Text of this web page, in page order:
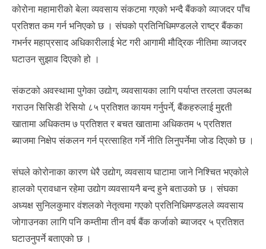
कोरोना महामारीको बेला व्यवसाय संकटमा गएको भन्दै बैंकको व्याजदर पाँच
प्रतिशत कम गर्न भनिएको छ । संघको प्रतिनिधिमण्डलले राष्ट्र बैंकका
गभर्नर महाप्रसाद अधिकारीलाई भेट गरी आगामी मौद्रिक नीतिमा व्याजदर
घटाउन सुझाव दिएको हो ।
संकटको अवस्थामा पुगेका उद्योग, व्यवसायका लागि पर्याप्त तरलता उपलब्ध
गराउन सिसिडी रेसियो ८५ प्रतिशत कायम गर्नुपर्ने, बैंकहरुलाई मुद्दती
खातामा अधिकतम ७ प्रतिशत र बचत खातामा अधिकतम ५ प्रतिशत
ब्याजमा निक्षेप संकलन गर्न प्रत्साहित गर्ने नीति लिनुपर्नेमा जोड दिएको छ ।
संघले कोरोनाका कारण धेरै उद्योग, व्यवसाय घाटामा जाने निश्चित भएकोले
हालको प्रावधान रहेमा उद्योग व्यवसायनै बन्द हुने बताउको छ । संघका
अध्यक्ष सुनिलकुमार वंशलको नेतृत्वमा गएको प्रतिनिधिमण्डलले व्यवसाय
जोगाउनका लागि पनि कम्तीमा तीन वर्ष बैंक कर्जाको ब्याजदर ५ प्रतिशत
घटाउनुपर्ने बताएको छ ।